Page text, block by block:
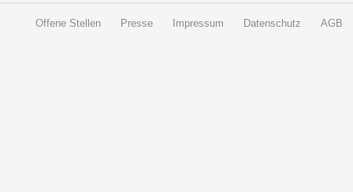
Offene Stellen Presse Impressum Datenschutz AGB